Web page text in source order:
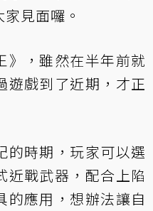
見面囉。
》，雖然在半年前就
遊戲到了近期，才正
的時期，玩家可以選
近戰武器，配合上陷
的應用，想辦法讓自